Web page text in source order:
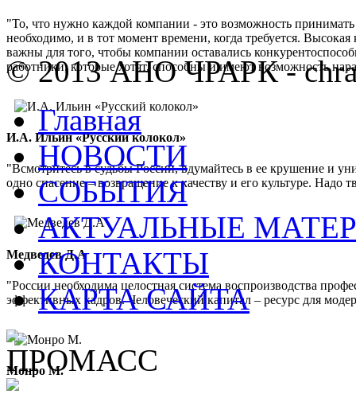
"То, что нужно каждой компании - это возможность
необходимо, и в тот момент времени, когда требуется.
важны для того, чтобы компании оставались
работники, которые хотят, способны и имеют возможность
И.А. Ильин «Русский колокол»
"Всмотритесь в судьбы России, вдумайтесь в ее крушение и
одно спасение – возвращение к качеству и его культуре. Надо
Медведев Д.А
"России необходима целостная система воспроизводства
эффективных кадров. Человеческий капитал – ресурс для
Монро М.
© 2013 АНО ЧРАРК -
Главная
НОВОСТИ
СОБЫТИЯ
АКТУАЛЬНЫЕ
КОНТАКТЫ
КАРТА САЙТА